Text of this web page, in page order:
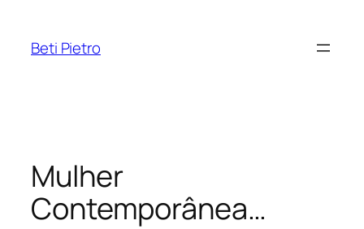
Beti Pietro
Mulher
Contemporânea…